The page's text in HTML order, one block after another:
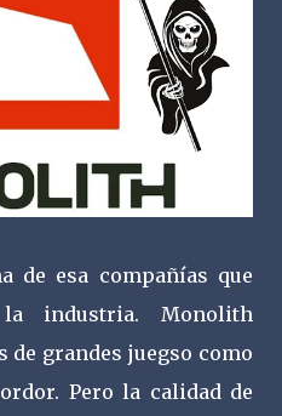
de esa compañías que
industria. Monolith
de grandes juegso como
Pero la calidad de